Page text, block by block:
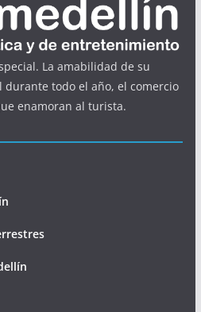
La amabilidad de su
todo el año, el comercio
enamoran al turista.